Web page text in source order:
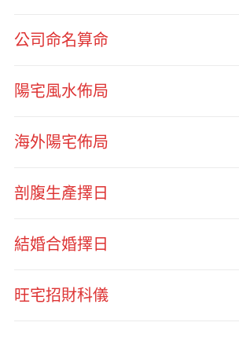
公司命名算命
陽宅風水佈局
海外陽宅佈局
剖腹生產擇日
結婚合婚擇日
旺宅招財科儀